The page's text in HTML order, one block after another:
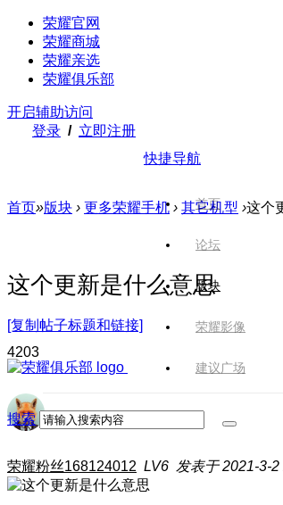
荣耀官网
荣耀商城
荣耀亲选
荣耀俱乐部
开启辅助访问
登录 / 立即注册
快捷导航
首页
论坛
版块
荣耀影像
建议广场
搜索
首页»版块 › 更多荣耀手机 › 其它机型 ›这个
这个更新是什么意思
[复制帖子标题和链接]
4203
荣耀粉丝168124012 LV6 发表于 2021-3-